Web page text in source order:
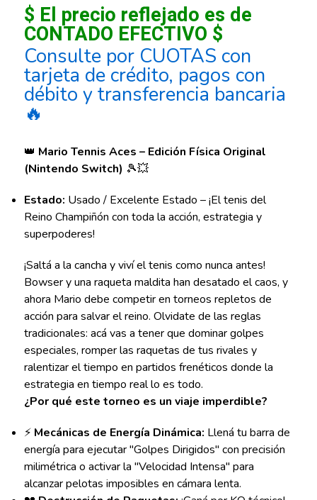
$ El precio reflejado es de
CONTADO EFECTIVO $
Consulte por CUOTAS con
tarjeta de crédito, pagos con
débito y transferencia bancaria
🔥
👑 Mario Tennis Aces – Edición Física Original
(Nintendo Switch) 🎾💥
Estado: Usado / Excelente Estado – ¡El tenis del
Reino Champiñón con toda la acción, estrategia y
superpoderes!
¡Saltá a la cancha y viví el tenis como nunca antes!
Bowser y una raqueta maldita han desatado el caos, y
ahora Mario debe competir en torneos repletos de
acción para salvar el reino. Olvidate de las reglas
tradicionales: acá vas a tener que dominar golpes
especiales, romper las raquetas de tus rivales y
ralentizar el tiempo en partidos frenéticos donde la
estrategia en tiempo real lo es todo.
¿Por qué este torneo es un viaje imperdible?
⚡ Mecánicas de Energía Dinámica: Llená tu barra de
energía para ejecutar "Golpes Dirigidos" con precisión
milimétrica o activar la "Velocidad Intensa" para
alcanzar pelotas imposibles en cámara lenta.